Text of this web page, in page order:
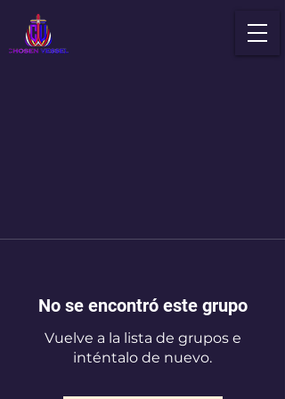
No se encontró este grupo
Vuelve a la lista de grupos e
inténtalo de nuevo.